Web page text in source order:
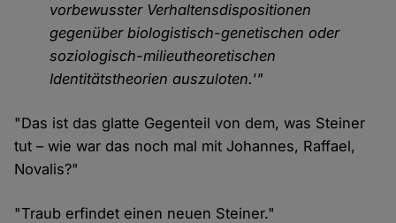
vorbewusster Verhaltensdispositionen
gegenüber biologistisch-genetischen oder
soziologisch-milieutheoretischen
Identitätstheorien auszuloten.'"
"Das ist das glatte Gegenteil von dem, was Steiner
tut – wie war das noch mal mit Johannes, Raffael,
Novalis?"
"Traub erfindet einen neuen Steiner."